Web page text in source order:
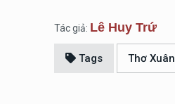
Tác giả: Lê Huy Trứ
Tags Thơ Xuân